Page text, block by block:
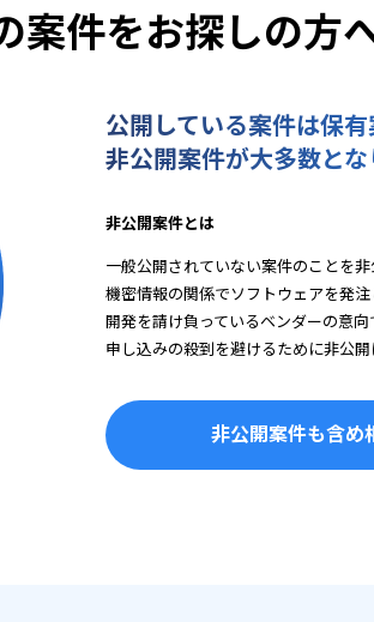
案件をお探しの方
公開している案件は保
非公開案件が大多数と
非公開案件とは
一般公開されていない案件のことを
機密情報の関係でソフトウェアを発
開発を請け負っているベンダーの意
申し込みの殺到を避けるために非公
非公開案件も含め